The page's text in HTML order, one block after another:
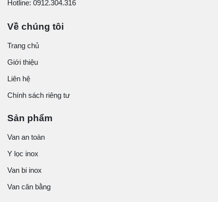
Hotline: 0912.304.316
Về chúng tôi
Trang chủ
Giới thiệu
Liên hệ
Chính sách riêng tư
Sản phẩm
Van an toàn
Y lọc inox
Van bi inox
Van cân bằng